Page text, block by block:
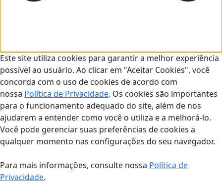
Este site utiliza cookies para garantir a melhor experiência
possível ao usuário. Ao clicar em "Aceitar Cookies", você
concorda com o uso de cookies de acordo com
nossa Política de Privacidade. Os cookies são importantes
para o funcionamento adequado do site, além de nos
ajudarem a entender como você o utiliza e a melhorá-lo.
Você pode gerenciar suas preferências de cookies a
qualquer momento nas configurações do seu navegador.
Para mais informações, consulte nossa Política de
Privacidade.